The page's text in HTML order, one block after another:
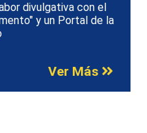
divulgativa con el
y un Portal de la
Ver Más